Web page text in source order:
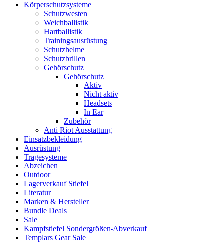
Körperschutzsysteme
Schutzwesten
Weichballistik
Hartballistik
Trainingsausrüstung
Schutzhelme
Schutzbrillen
Gehörschutz
Gehörschutz
Aktiv
Nicht aktiv
Headsets
In Ear
Zubehör
Anti Riot Ausstattung
Einsatzbekleidung
Ausrüstung
Tragesysteme
Abzeichen
Outdoor
Lagerverkauf Stiefel
Literatur
Marken & Hersteller
Bundle Deals
Sale
Kampfstiefel Sondergrößen-Abverkauf
Templars Gear Sale